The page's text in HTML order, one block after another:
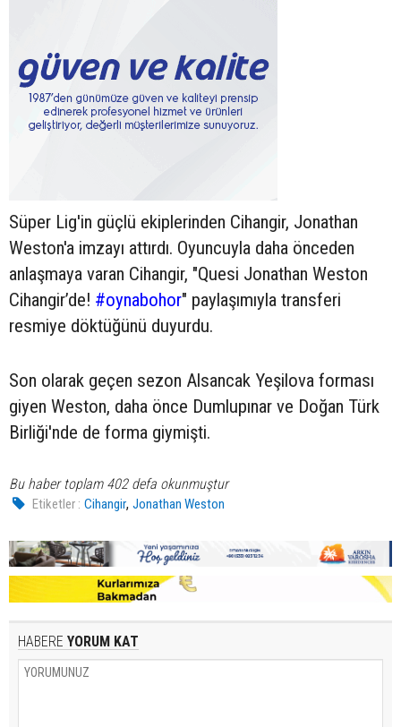
Süper Lig'in güçlü ekiplerinden Cihangir, Jonathan
Weston'a imzayı attırdı. Oyuncuyla daha önceden
anlaşmaya varan Cihangir, "Quesi Jonathan Weston
Cihangir’de! #oynabohor" paylaşımıyla transferi
resmiye döktüğünü duyurdu.
Son olarak geçen sezon Alsancak Yeşilova forması
giyen Weston, daha önce Dumlupınar ve Doğan Türk
Birliği'nde de forma giymişti.
Bu haber toplam 402 defa okunmuştur
Etiketler : Cihangir,Jonathan Weston
HABERE YORUM KAT